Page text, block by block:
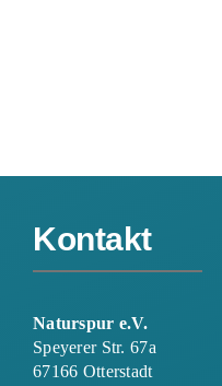
Kontakt
Naturspur e.V.
Speyerer Str. 67a
67166 Otterstadt